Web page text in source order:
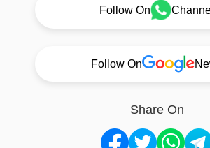
Follow On
Follow On
Share On